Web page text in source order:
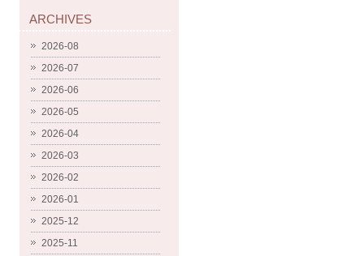
ARCHIVES
2026-08
2026-07
2026-06
2026-05
2026-04
2026-03
2026-02
2026-01
2025-12
2025-11